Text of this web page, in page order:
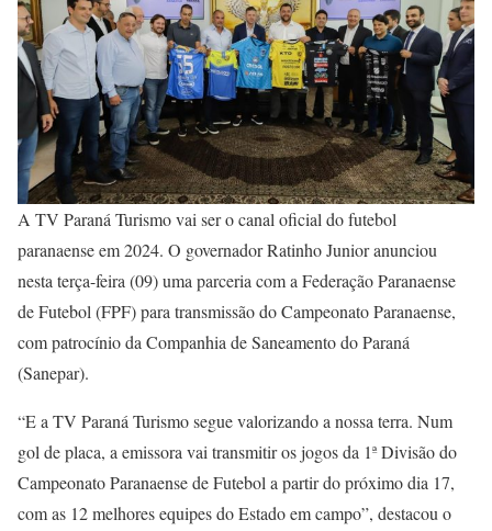
A TV Paraná Turismo vai ser o canal oficial do futebol
paranaense em 2024. O governador Ratinho Junior anunciou
nesta terça-feira (09) uma parceria com a Federação Paranaense
de Futebol (FPF) para transmissão do Campeonato Paranaense,
com patrocínio da Companhia de Saneamento do Paraná
(Sanepar).
“E a TV Paraná Turismo segue valorizando a nossa terra. Num
gol de placa, a emissora vai transmitir os jogos da 1ª Divisão do
Campeonato Paranaense de Futebol a partir do próximo dia 17,
com as 12 melhores equipes do Estado em campo”, destacou o